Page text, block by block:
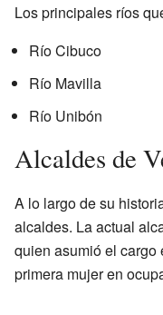
Los principales ríos
Río Cibuco
Río Mavilla
Río Unibón
Alcaldes de
A lo largo de su
alcaldes. La actual
quien asumió el cargo
primera mujer en